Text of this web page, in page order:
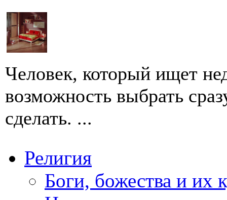
Человек, который ищет
возможность выбрать
сделать. ...
Религия
Боги, божества и их